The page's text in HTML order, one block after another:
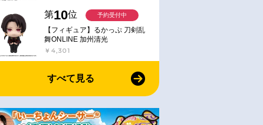
第10位
【フィギュア】るかっぷ 刀剣乱
舞ONLINE 加州清光
￥4,301
予約受付中
すべて見る